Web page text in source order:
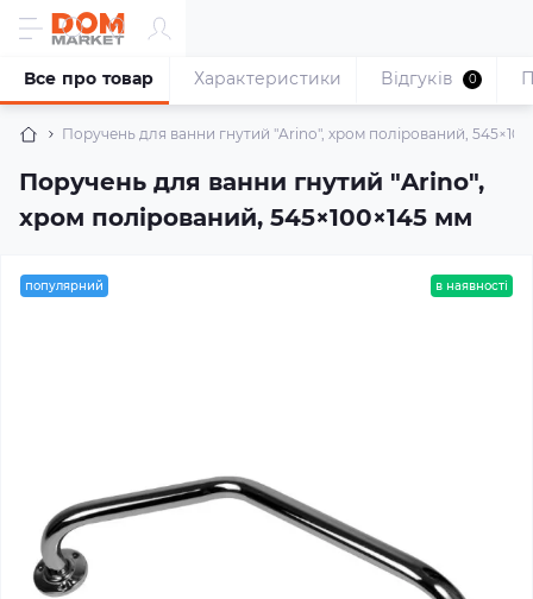
Поручень для ванни гнутий "Arino", хром полірований,
Поручень для ванни гнутий "Arino",
хром полірований, 545×100×145 мм
Все про товар Характеристики Відгуків 0
популярний в наявності